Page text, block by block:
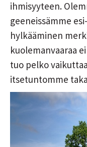
ihmisyyteen.
geeneissämme
hylkääminen
kuolemanvaaraa
tuo pelko
itsetuntomme